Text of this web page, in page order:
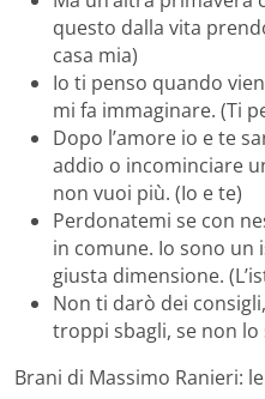
questo dalla vita
casa mia)
Io ti penso quando
mi fa immaginare. (Ti
Dopo l’amore io e te
addio o incominciare
non vuoi più. (Io e te)
Perdonatemi se con
in comune. Io sono un
giusta dimensione.
Non ti darò dei
troppi sbagli, se non lo
Brani di Massimo Ranieri: